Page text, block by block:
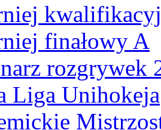
finałowy A
rozgrywek
Liga Unihokeja